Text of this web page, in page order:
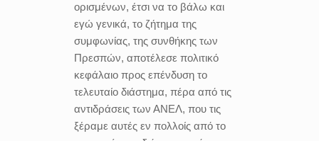
ορισμένων, έτσι να το βάλω και
εγώ γενικά, το ζήτημα της
συμφωνίας, της συνθήκης των
Πρεσπών, αποτέλεσε πολιτικό
κεφάλαιο προς επένδυση το
τελευταίο διάστημα, πέρα από τις
αντιδράσεις των ΑΝΕΛ, που τις
ξέραμε αυτές εν πολλοίς από το